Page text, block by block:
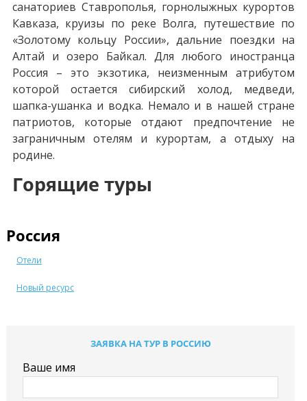
санаториев Ставрополья, горнолыжных курортов
Кавказа, круизы по реке Волга, путешествие по
«Золотому кольцу России», дальние поездки на
Алтай и озеро Байкал. Для любого иностранца
Россия – это экзотика, неизменным атрибутом
которой остается сибирский холод, медведи,
шапка-ушанка и водка. Немало и в нашей стране
патриотов, которые отдают предпочтение не
заграничным отелям и курортам, а отдыху на
родине.
Горящие туры
Россия
Отели
Новый ресурс
ЗАЯВКА НА ТУР В РОССИЮ
Ваше имя